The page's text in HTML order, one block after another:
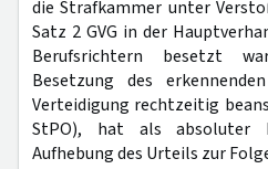
die Strafkammer unter
Satz 2 GVG in der
Berufsrichtern besetzt
Besetzung des
Verteidigung rechtzeitig
StPO), hat als absoluter
Aufhebung des Urteils zur